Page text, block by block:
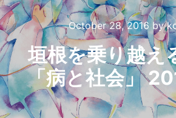
October 28, 2016by
垣根を乗り越え
「病と社会」